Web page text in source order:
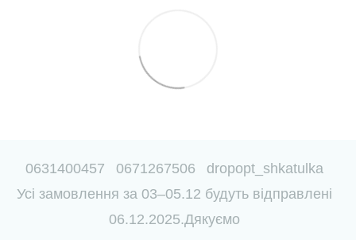
0631400457 0671267506
dropopt_shkatulka
Усі замовлення за 03–05.12 будуть відправлені
06.12.2025.Дякуємо